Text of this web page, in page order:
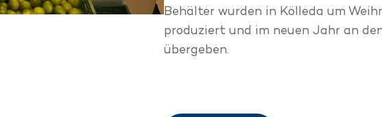
Behälter wurden in Kölleda um
produziert und im neuen Jahr an
übergeben.